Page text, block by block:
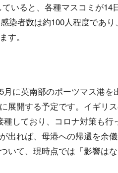
いると、各種マスコミが14
染者数は約100人程度であ
す。
月に英南部のポーツマス港
展開する予定です。イギリ
種しており、コロナ対策も
出れば、母港への帰還を余
いて、現時点では「影響はな